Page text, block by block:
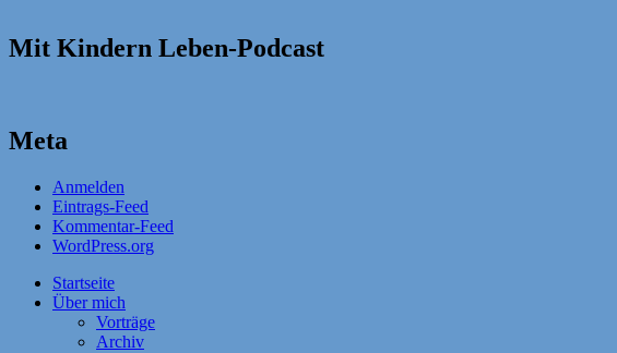
Mit Kindern Leben-Podcast
Meta
Anmelden
Eintrags-Feed
Kommentar-Feed
WordPress.org
Startseite
Über mich
Vorträge
Archiv